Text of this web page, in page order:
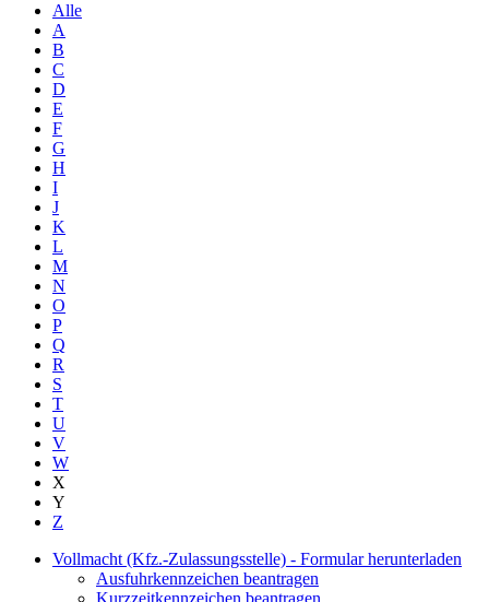
Alle
A
B
C
D
E
F
G
H
I
J
K
L
M
N
O
P
Q
R
S
T
U
V
W
X
Y
Z
Vollmacht (Kfz.-Zulassungsstelle) - Formular herunterladen
Ausfuhrkennzeichen beantragen
Kurzzeitkennzeichen beantragen